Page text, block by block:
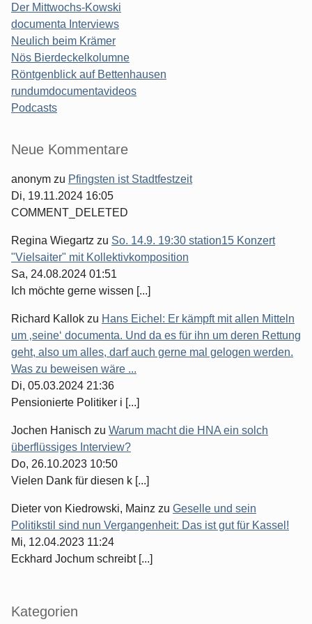
Der Mittwochs-Kowski
documenta Interviews
Neulich beim Krämer
Nös Bierdeckelkolumne
Röntgenblick auf Bettenhausen
rundumdocumentavideos
Podcasts
Seitenleiste
Neue Kommentare
anonym zu Pfingsten ist Stadtfestzeit
Di, 19.11.2024 16:05
COMMENT_DELETED
Regina Wiegartz zu So. 14.9. 19:30 station15 Konzert
"Vielsaiter" mit Kollektivkomposition
Sa, 24.08.2024 01:51
Ich möchte gerne wissen [...]
Richard Kallok zu Hans Eichel: Er kämpft mit allen Mitteln
um ‚seine‘ documenta. Und da es für ihn um deren Rettung
geht, also um alles, darf auch gerne mal gelogen werden.
Was zu beweisen wäre ...
Di, 05.03.2024 21:36
Pensionierte Politiker i [...]
Jochen Hanisch zu Warum macht die HNA ein solch
überflüssiges Interview?
Do, 26.10.2023 10:50
Vielen Dank für diesen k [...]
Dieter von Kiedrowski, Mainz zu Geselle und sein
Politikstil sind nun Vergangenheit: Das ist gut für Kassel!
Mi, 12.04.2023 11:24
Eckhard Jochum schreibt [...]
Kategorien